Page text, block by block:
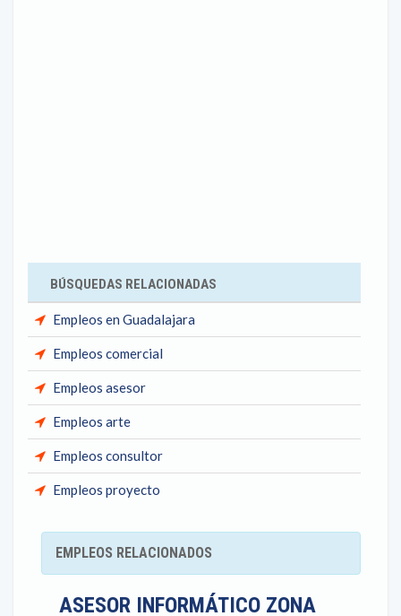
BÚSQUEDAS RELACIONADAS
Empleos en Guadalajara
Empleos comercial
Empleos asesor
Empleos arte
Empleos consultor
Empleos proyecto
EMPLEOS RELACIONADOS
ASESOR INFORMÁTICO ZONA